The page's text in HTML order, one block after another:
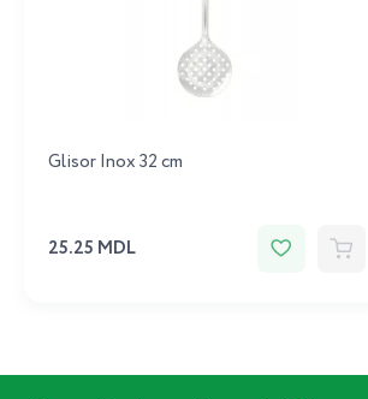
Glisor Inox 32 cm
25.25 MDL